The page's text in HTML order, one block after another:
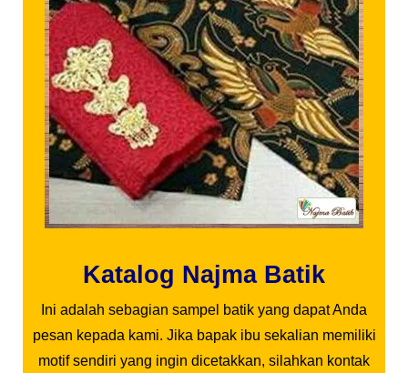
Katalog Najma Batik
Ini adalah sebagian sampel batik yang dapat Anda
pesan kepada kami. Jika bapak ibu sekalian memiliki
motif sendiri yang ingin dicetakkan, silahkan kontak